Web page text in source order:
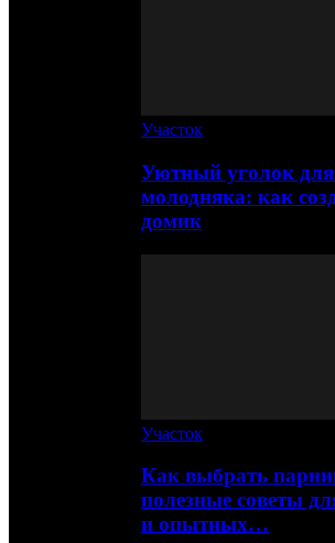
Участок
Уютный уголок для
молодняка: как
домик
Участок
Как выбрать
полезные советы
и опытных…